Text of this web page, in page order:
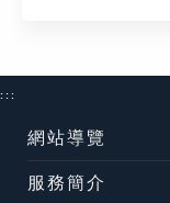
:::
網站導覽
服務簡介